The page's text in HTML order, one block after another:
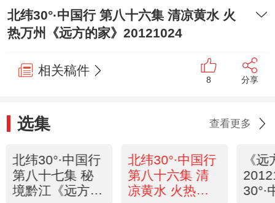
北纬30°·中国行 第八十六集 清凉黄水 火
热万州《远方的家》20121024
相关稿件
8 分享
选集 查看更多
北纬30°·中国行
第八十七集 秘
境黔江《远方的
北纬30°·中国行
第八十六集 清
凉黄水 火热万
《
30°·